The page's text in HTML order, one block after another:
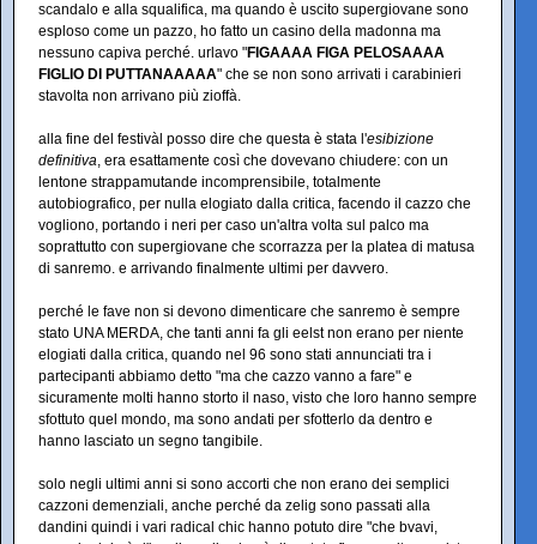
scandalo e alla squalifica, ma quando è uscito supergiovane sono
esploso come un pazzo, ho fatto un casino della madonna ma
nessuno capiva perché. urlavo "FIGAAAA FIGA PELOSAAAA
FIGLIO DI PUTTANAAAAA" che se non sono arrivati i carabinieri
stavolta non arrivano più zioffà.
alla fine del festivàl posso dire che questa è stata l'esibizione
definitiva, era esattamente così che dovevano chiudere: con un
lentone strappamutande incomprensibile, totalmente
autobiografico, per nulla elogiato dalla critica, facendo il cazzo che
vogliono, portando i neri per caso un'altra volta sul palco ma
soprattutto con supergiovane che scorrazza per la platea di matusa
di sanremo. e arrivando finalmente ultimi per davvero.
perché le fave non si devono dimenticare che sanremo è sempre
stato UNA MERDA, che tanti anni fa gli eelst non erano per niente
elogiati dalla critica, quando nel 96 sono stati annunciati tra i
partecipanti abbiamo detto "ma che cazzo vanno a fare" e
sicuramente molti hanno storto il naso, visto che loro hanno sempre
sfottuto quel mondo, ma sono andati per sfotterlo da dentro e
hanno lasciato un segno tangibile.
solo negli ultimi anni si sono accorti che non erano dei semplici
cazzoni demenziali, anche perché da zelig sono passati alla
dandini quindi i vari radical chic hanno potuto dire "che bvavi,